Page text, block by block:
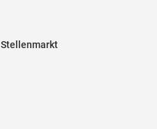
Stellenmarkt